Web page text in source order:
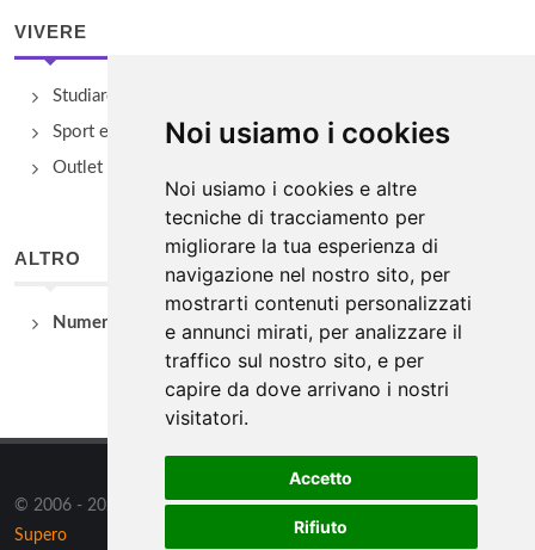
Noi usiamo i cookies
Noi usiamo i cookies e altre
tecniche di tracciamento per
migliorare la tua esperienza di
navigazione nel nostro sito, per
mostrarti contenuti personalizzati
e annunci mirati, per analizzare il
traffico sul nostro sito, e per
capire da dove arrivano i nostri
visitatori.
Accetto
Rifiuto
VIVERE
Studiare
Sport e Benessere
Outlet e spacci aziendali
ALTRO
Numeri Utili
© 2006 - 2026 Supero Ltd, Malta tutti i diritti riservati. Powered by
Supero